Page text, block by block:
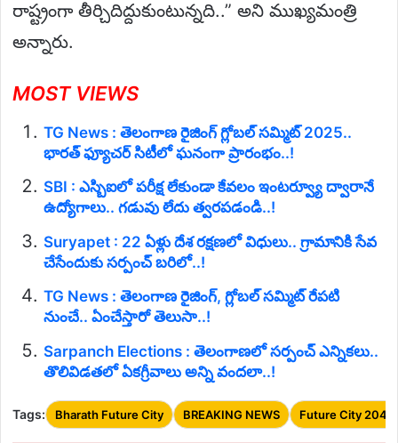
రాష్ట్రంగా తీర్చిదిద్దుకుంటున్నది..” అని ముఖ్యమంత్రి
అన్నారు.
MOST VIEWS
TG News : తెలంగాణ రైజింగ్ గ్లోబల్ సమ్మిట్ 2025..
భారత్ ఫ్యూచర్ సిటీలో ఘనంగా ప్రారంభం..!
SBI : ఎస్బిఐలో పరీక్ష లేకుండా కేవలం ఇంటర్వ్యూ ద్వారానే
ఉద్యోగాలు.. గడువు లేదు త్వరపడండి..!
Suryapet : 22 ఏళ్లు దేశ రక్షణలో విధులు.. గ్రామానికి సేవ
చేసేందుకు సర్పంచ్ బరిలో..!
TG News : తెలంగాణ రైజింగ్, గ్లోబల్ సమ్మిట్ రేపటి
నుంచే.. ఏంచేస్తారో తెలుసా..!
Sarpanch Elections : తెలంగాణలో సర్పంచ్ ఎన్నికలు..
తొలివిడతలో ఏకగ్రీవాలు అన్ని వందలా..!
Tags: Bharath Future City BREAKING NEWS Future City 2047